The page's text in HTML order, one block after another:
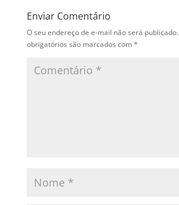
Enviar Comentário
O seu endereço de e-mail não será publicado.
obrigatórios são marcados com *